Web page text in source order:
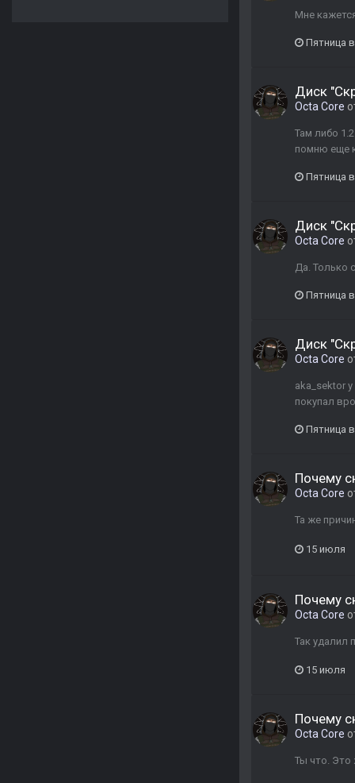
Мне
Пятница
Диск
Octa Core
Там либо
помню еще
Пятница
Диск
Octa Core
Да. Только
Пятница
Диск
Octa Core
aka_sektor
покупал
Пятница
Почему
Octa Core
Та же
15 июля
Почему
Octa Core
Так удалил
15 июля
Почему
Octa Core
Ты что. Это